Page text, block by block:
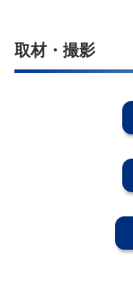
取材・撮影